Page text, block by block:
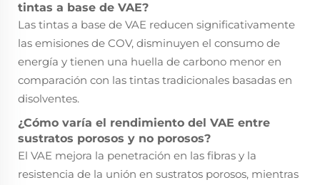
tintas a base de VAE?
Las tintas a base de VAE reducen significativamente
las emisiones de COV, disminuyen el consumo de
energía y tienen una huella de carbono menor en
comparación con las tintas tradicionales basadas en
disolventes.
¿Cómo varía el rendimiento del VAE entre
sustratos porosos y no porosos?
El VAE mejora la penetración en las fibras y la
resistencia de la unión en sustratos porosos, mientras